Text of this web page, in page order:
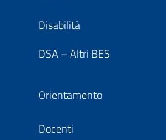
Disabilità
DSA – Altri BES
Orientamento
Docenti